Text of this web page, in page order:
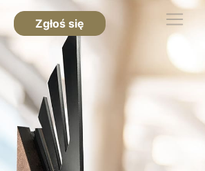
Zgłoś się